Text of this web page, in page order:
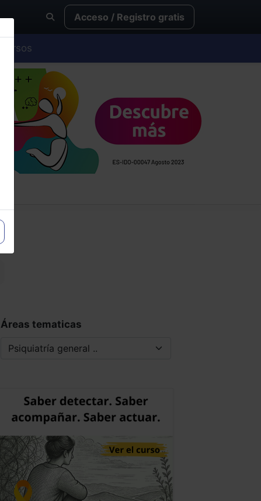
Acceso / Registro gratis
Cursos
Áreas tematicas